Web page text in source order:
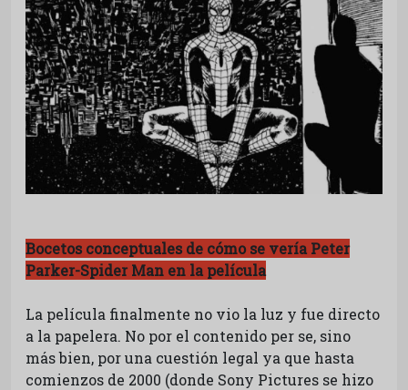
Bocetos conceptuales de cómo se vería Peter
Parker-Spider Man en la película
La película finalmente no vio la luz y fue directo
a la papelera. No por el contenido per se, sino
más bien, por una cuestión legal ya que hasta
comienzos de 2000 (donde Sony Pictures se hizo